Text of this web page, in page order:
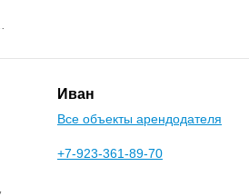
Иван
Все объекты арендодателя
+7-923-361-89-70